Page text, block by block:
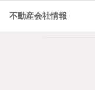
不動産会社情報